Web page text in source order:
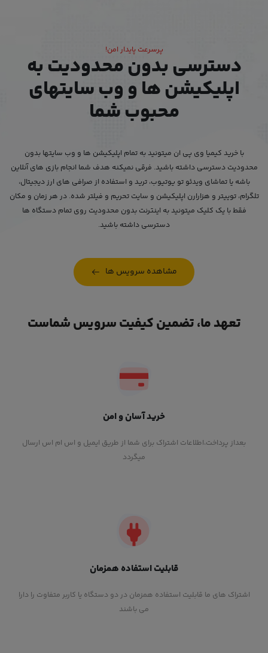
پرسرعت پایدار امن!
دسترسی بدون محدودیت به
اپلیکیشن ها و وب سایتهای
محبوب شما
با خرید کیمیا وی پی ان میتونید به تمام اپلیکیشن ها و وب سایتها بدون
محدودیت دسترسی داشته باشید. فرقی نمیکنه هدف شما انجام بازی های آنلاین
باشه یا تماشای ویدئو تو یوتیوب، ترید و استفاده از صرافی های ارز دیجیتال،
تلگرام، توییتر و هزارارن اپلیکیشن و سایت تحریم و فیلتر شده. در هر زمان و مکان
فقط با یک کلیک میتونید به اینترنت بدون محدودیت روی تمام دستگاه ها
دسترسی داشته باشید.
مشاهده سرویس ها
تعهد ما، تضمین کیفیت سرویس شماست
خرید آسان و امن
بعداز پرداخت،اطلاعات اشتراک برای شما از طریق ایمیل و اس ام اس ارسال
میگردد
قابلیت استفاده همزمان
اشتراک های ما قابلیت استفاده همزمان در دو دستگاه یا کاربر متفاوت را دارا
می باشند